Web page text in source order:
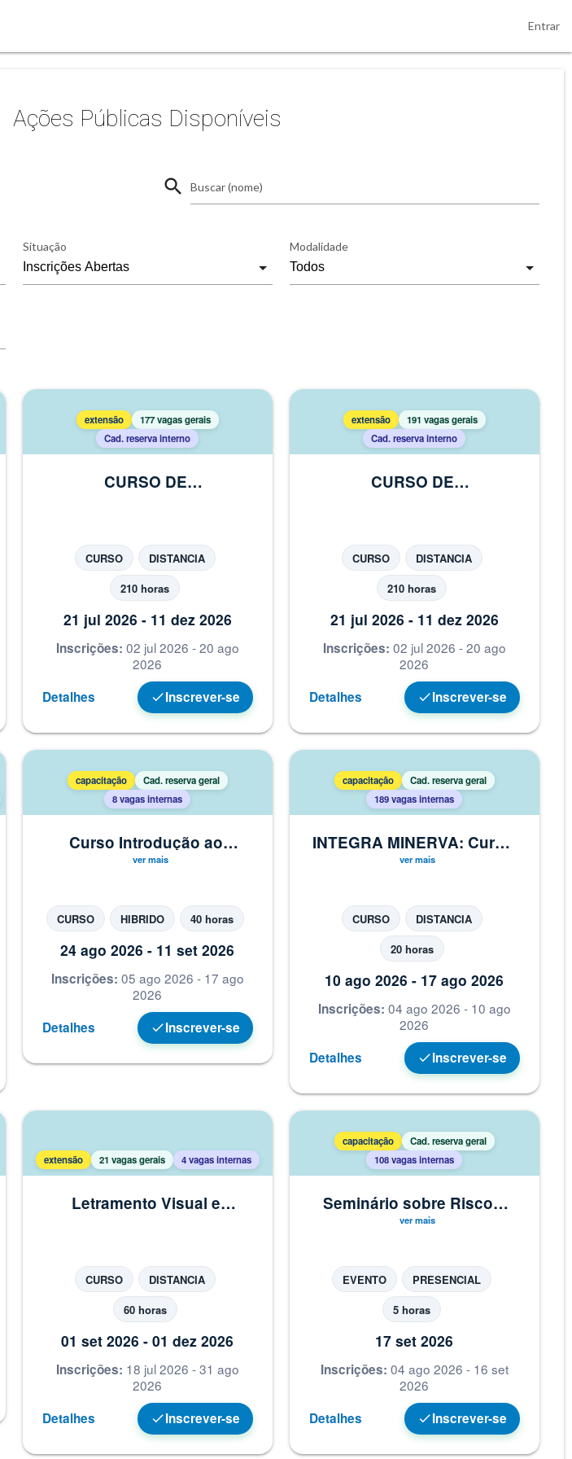
Entrar
Ações Públicas Disponíveis
search Buscar (nome)
Situação Modalidade
extensão
177 vagas gerais
Cad. reserva interno
CURSO DE
CURSO
DISTANCIA
210 horas
21 jul 2026 - 11 dez 2026
Inscrições: 02 jul 2026 - 20 ago
2026
Detalhes
checkInscrever-se
extensão
191 vagas gerais
Cad. reserva interno
CURSO DE
CURSO
DISTANCIA
210 horas
21 jul 2026 - 11 dez 2026
Inscrições: 02 jul 2026 - 20 ago
2026
Detalhes
checkInscrever-se
capacitação
Cad. reserva geral
8 vagas internas
Curso Introdução ao
Design Instrucional: do
FECHADA)
CURSO HIBRIDO 40 horas
24 ago 2026 - 11 set 2026
Inscrições: 05 ago 2026 - 17 ago
2026
Detalhes
checkInscrever-se
capacitação
Cad. reserva geral
189 vagas internas
INTEGRA MINERVA: Curso
de Introdução ao Trabalho
CURSO
DISTANCIA
20 horas
10 ago 2026 - 17 ago 2026
Inscrições: 04 ago 2026 - 10 ago
2026
Detalhes
checkInscrever-se
extensão 21 vagas gerais 4 vagas internas
Letramento Visual e
CURSO
DISTANCIA
60 horas
01 set 2026 - 01 dez 2026
Inscrições: 18 jul 2026 - 31 ago
2026
Detalhes
checkInscrever-se
capacitação
Cad. reserva geral
108 vagas internas
Seminário sobre Riscos
Psicossociais nas
EVENTO
PRESENCIAL
5 horas
17 set 2026
Inscrições: 04 ago 2026 - 16 set
2026
Detalhes
checkInscrever-se